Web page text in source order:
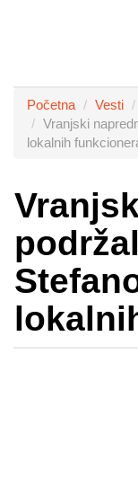
Početna Vesti
Vranjski
lokalnih